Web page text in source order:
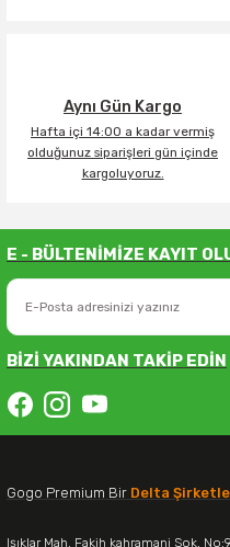
Aynı Gün Kargo
Hafta içi 14:00 a kadar vermiş
olduğunuz siparişleri gün içinde
kargoluyoruz.
E - BÜLTENİMİZE KAYIT
BİZİ YAKINDAN TAKİP EDİN
Gogo Premium Bir Delta
Işıklar Mah. Fakih kahramani Sok.